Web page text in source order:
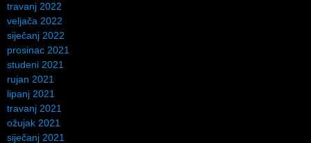
travanj 2022
veljača 2022
siječanj 2022
prosinac 2021
studeni 2021
rujan 2021
lipanj 2021
travanj 2021
ožujak 2021
siječanj 2021